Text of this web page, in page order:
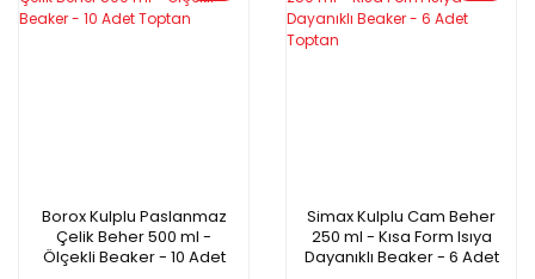
Borox Kulplu Paslanmaz
Çelik Beher 500 ml -
Ölçekli Beaker - 10 Adet
Simax Kulplu Cam Beher
250 ml - Kısa Form Isıya
Dayanıklı Beaker - 6 Adet